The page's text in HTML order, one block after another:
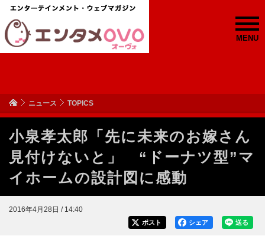
MENU
ニュース TOPICS
小泉孝太郎「先に未来のお嫁さん
見付けないと」 “ドーナツ型”マ
イホームの設計図に感動
2016年4月28日 / 14:40
送る
シェア
ポスト